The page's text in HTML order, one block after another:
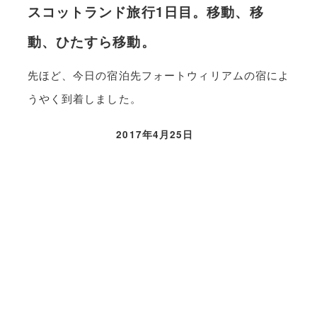
スコットランド旅行1日目。移動、移
動、ひたすら移動。
先ほど、今日の宿泊先フォートウィリアムの宿によ
うやく到着しました。
2017年4月25日